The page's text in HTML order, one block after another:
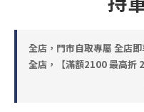
全店，門市自取專屬 全店
全店，【滿額2100 最高折